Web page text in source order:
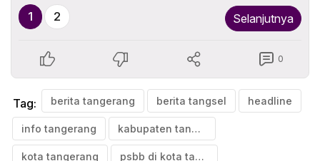
1 2 Selanjutnya
0
Tag: berita tangerang berita tangsel headline
info tangerang kabupaten tangerang
kota tangerang psbb di kota tangerang